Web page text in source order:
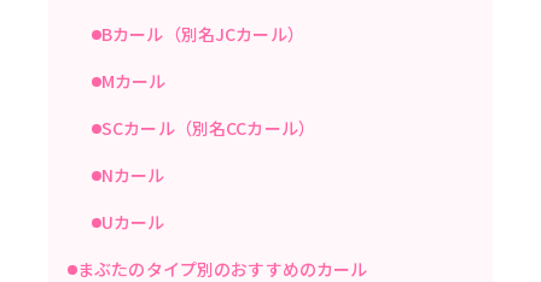
Bカール（別名JCカール）
Mカール
SCカール（別名CCカール）
Nカール
Uカール
まぶたのタイプ別のおすすめのカール